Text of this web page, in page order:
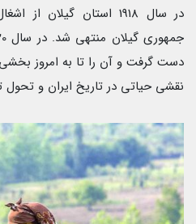
در سال 1918 استان گیلان
دست گرفت و آن را تا به امروز بخشی
نقشی حیاتی در تاریخ ایران و